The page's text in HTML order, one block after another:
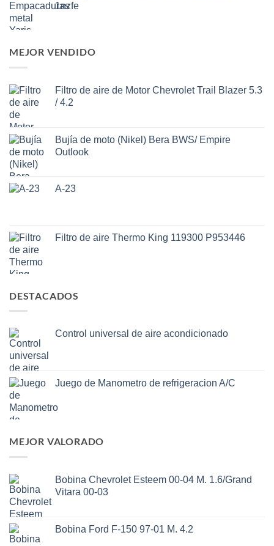
1nzfe
MEJOR VENDIDO
Filtro de aire de Motor Chevrolet Trail Blazer 5.3
/ 4.2
Bujía de moto (Nikel) Bera BWS/ Empire
Outlook
A-23
Filtro de aire Thermo King 119300 P953446
DESTACADOS
Control universal de aire acondicionado
Juego de Manometro de refrigeracion A/C
MEJOR VALORADO
Bobina Chevrolet Esteem 00-04 M. 1.6/Grand
Vitara 00-03
Bobina Ford F-150 97-01 M. 4.2